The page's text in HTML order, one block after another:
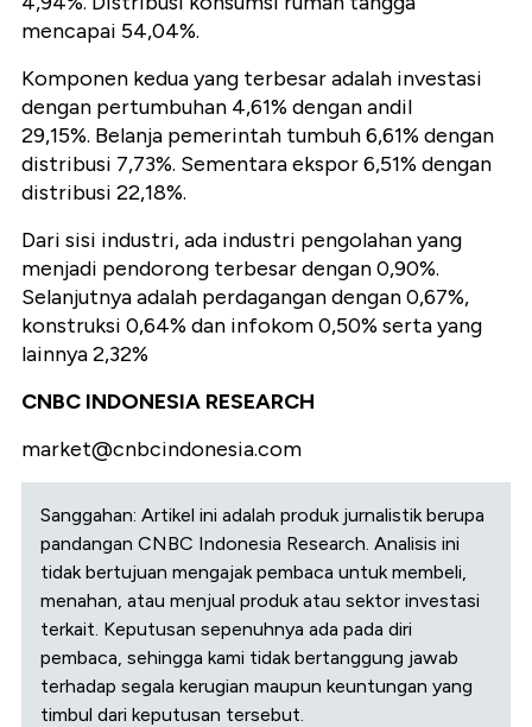
mencapai 54,04%.
Komponen kedua yang terbesar adalah investasi
dengan pertumbuhan 4,61% dengan andil
29,15%. Belanja pemerintah tumbuh 6,61% dengan
distribusi 7,73%. Sementara ekspor 6,51% dengan
distribusi 22,18%.
Dari sisi industri, ada industri pengolahan yang
menjadi pendorong terbesar dengan 0,90%.
Selanjutnya adalah perdagangan dengan 0,67%,
konstruksi 0,64% dan infokom 0,50% serta yang
lainnya 2,32%
CNBC INDONESIA RESEARCH
market@cnbcindonesia.com
Sanggahan: Artikel ini adalah produk jurnalistik berupa
pandangan CNBC Indonesia Research. Analisis ini
tidak bertujuan mengajak pembaca untuk membeli,
menahan, atau menjual produk atau sektor investasi
terkait. Keputusan sepenuhnya ada pada diri
pembaca, sehingga kami tidak bertanggung jawab
terhadap segala kerugian maupun keuntungan yang
timbul dari keputusan tersebut.